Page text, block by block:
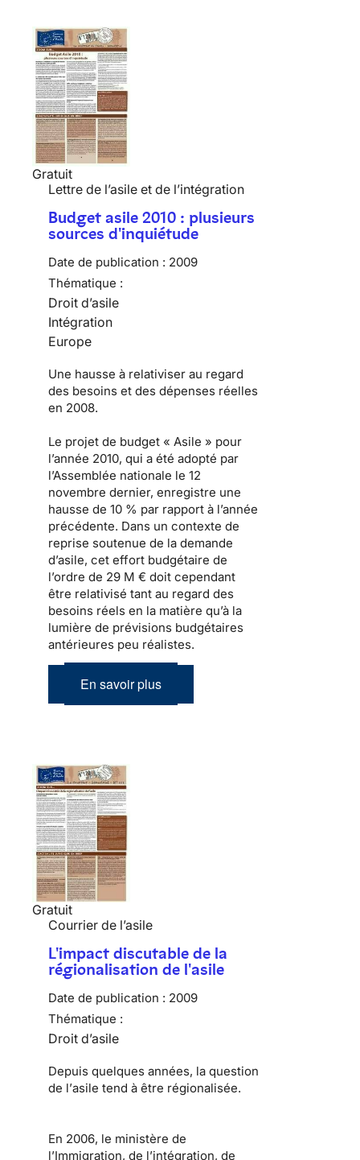
Gratuit
Lettre de l’asile et de l’intégration
Budget asile 2010 : plusieurs
sources d'inquiétude
Date de publication : 2009
Thématique :
Droit d’asile
Intégration
Europe
Une hausse à relativiser au regard
des besoins et des dépenses réelles
en 2008.
Le projet de budget « Asile » pour
l’année 2010, qui a été adopté par
l’Assemblée nationale le 12
novembre dernier, enregistre une
hausse de 10 % par rapport à l’année
précédente. Dans un contexte de
reprise soutenue de la demande
d’asile, cet effort budgétaire de
l’ordre de 29 M € doit cependant
être relativisé tant au regard des
besoins réels en la matière qu’à la
lumière de prévisions budgétaires
antérieures peu réalistes.
En savoir plus
Gratuit
Courrier de l’asile
L'impact discutable de la
régionalisation de l'asile
Date de publication : 2009
Thématique :
Droit d’asile
Depuis quelques années, la question
de l’asile tend à être régionalisée.
En 2006, le ministère de
l’Immigration, de l’intégration, de